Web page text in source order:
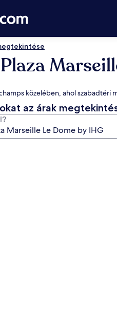
közelében, ahol szabadtéri
az árak